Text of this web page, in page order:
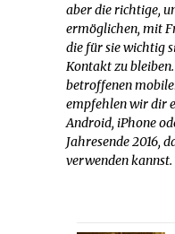
aber die richtige,
ermöglichen, mit
die für sie wichtig
Kontakt zu
betroffenen
empfehlen wir dir
Android, iPhone
Jahresende 2016,
verwenden kannst.